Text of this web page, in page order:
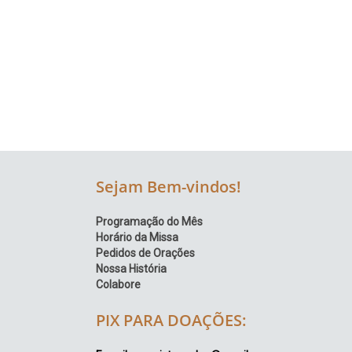
Sejam Bem-vindos!
Programação do Mês
Horário da Missa
Pedidos de Orações
Nossa História
Colabore
PIX PARA DOAÇÕES: